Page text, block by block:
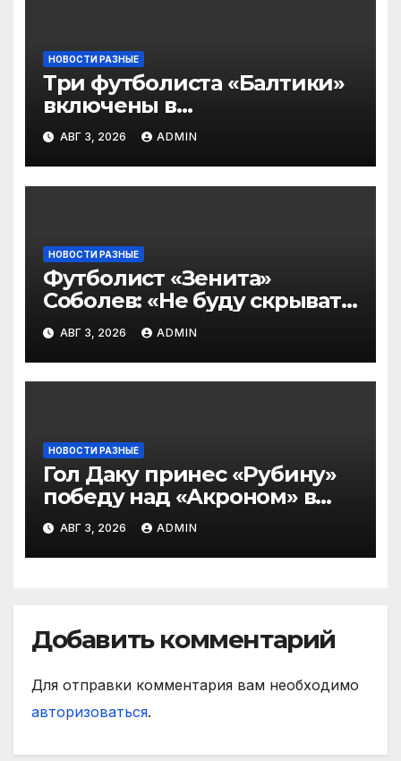
НОВОСТИ РАЗНЫЕ
Три футболиста «Балтики»
включены в
символическую сборную
2‑го тура РПЛ по версии
подписчиков МАТЧ
ПРЕМЬЕР
АВГ 3, 2026 ADMIN
НОВОСТИ РАЗНЫЕ
Футболист «Зенита»
Соболев: «Не буду скрывать
— в Оренбурге всегда
тяжело играть»
АВГ 3, 2026 ADMIN
НОВОСТИ РАЗНЫЕ
Гол Даку принес «Рубину»
победу над «Акроном» в
матче РПЛ
АВГ 3, 2026 ADMIN
Добавить комментарий
Для отправки комментария вам необходимо
авторизоваться.